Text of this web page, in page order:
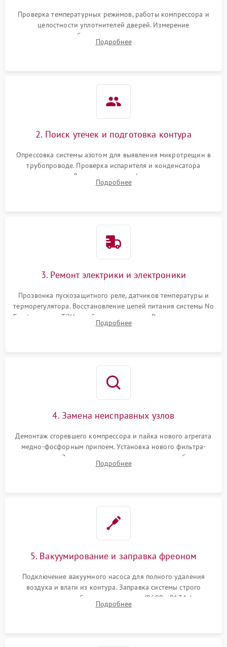
работе
2000 ₽ Подробнее →
1000 ₽
1800 ₽
Проверка температурных режимов, работы компрессора и
целостности уплотнителей дверей. Измерение
сопротивления обмоток мотора, проверка термостата и
считывание кодов ошибок с электронного дисплея.
Подробнее
2. Поиск утечек и подготовка контура
Опрессовка системы азотом для выявления микротрещин в
трубопроводе. Проверка испарителя и конденсатора
течеискателем. Демонтаж старого фильтра-осушителя и
продувка капиллярной трубки для устранения засоров.
Подробнее
3. Ремонт электрики и электроники
Прозвонка пускозащитного реле, датчиков температуры и
терморегулятора. Восстановление цепей питания системы No
Frost, включая ТЭН оттайки и вентилятор. Ремонт или замена
платы управления при сбоях алгоритмов.
Подробнее
4. Замена неисправных узлов
Демонтаж сгоревшего компрессора и пайка нового агрегата
медно-фосфорным припоем. Установка нового фильтра-
осушителя. Замена изношенных вентиляторов обдува,
сломанных заслонок или поврежденных дверных петель.
Подробнее
5. Вакуумирование и заправка фреоном
Подключение вакуумного насоса для полного удаления
воздуха и влаги из контура. Заправка системы строго
дозированным объемом хладагента (R600a, R134a) по
электронным весам. Контроль рабочего давления в системе.
Подробнее